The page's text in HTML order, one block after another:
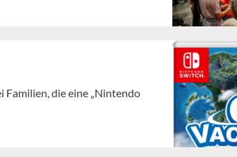
die eine „Nintendo